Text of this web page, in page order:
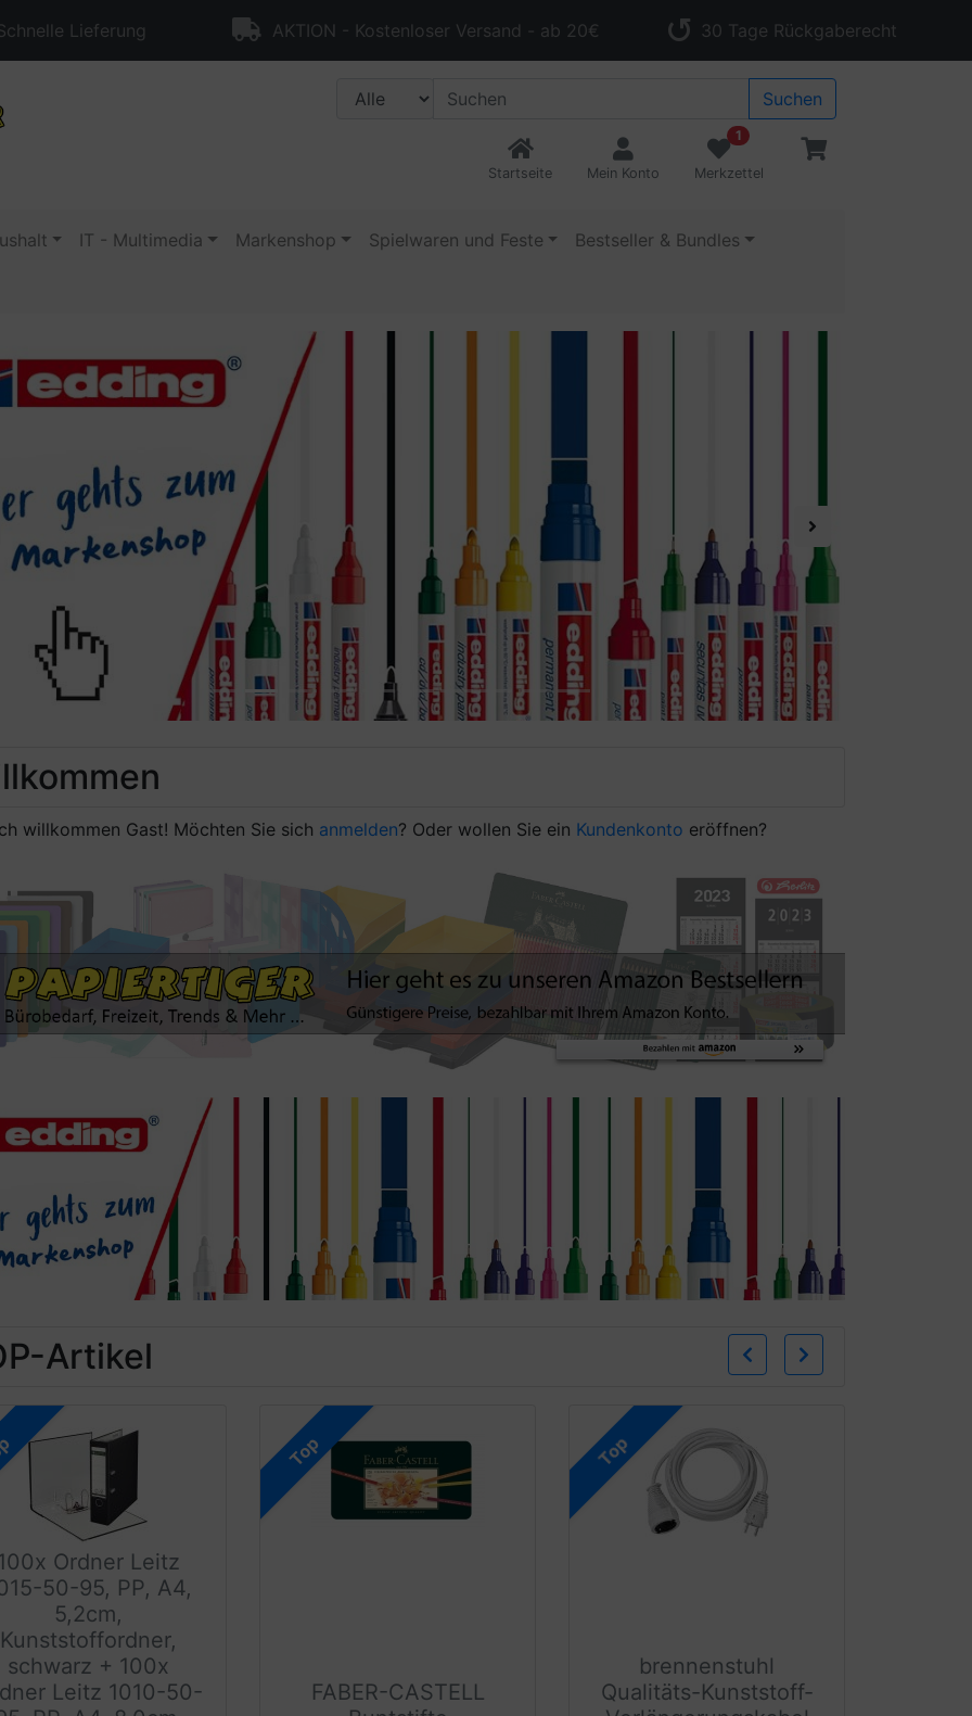
Lieferung AKTION - Kostenloser Versand - ab 20€ 30 Tage Rückgaberecht
Suchen
Startseite Mein Konto
1
Merkzettel
IT - Multimedia Markenshop Spielwaren und Feste Bestseller & Bundles
Next
willkommen Gast! Möchten Sie sich anmelden? Oder wollen Sie ein Kundenkonto eröffnen?
Artikel Zurück
Ordner Leitz
50-95, PP, A4,
5,2cm,
Kunststoffordner,
schwarz + 100x
Leitz 1010-50-
Top
FABER-CASTELL
Top
brennenstuhl
Qualitäts-Kunststoff-